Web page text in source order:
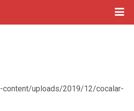
content/uploads/2019/12/cocalar-